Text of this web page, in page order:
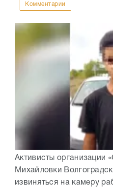
Комментарии
Активисты организации
Михайловки
извиняться на камеру